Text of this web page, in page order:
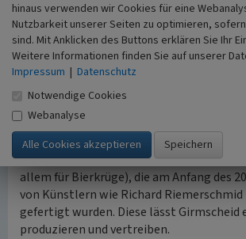
mit Farbverlauf) beliebt, denen sich auch
annahm. Mit der Übernahme von
Ermert setzte sich das salzglasierte
dominantes Produkt im Betrieb durch.
Haushaltsgefäßen stellt die Töpferei auch
Figuren her, wie Tiere oder
die Töpferei um das Jahr 2007 die Formen
Manufaktur, nachdem sie ihre Produktion
hatte. Dazu gehörten einige Entwürfe im
allem für Bierkrüge), die am Anfang des
von Künstlern wie Richard Riemerschmid
gefertigt wurden. Diese lässt Girmscheid
produzieren und vertreiben.
hinaus verwenden wir Cookies für eine
Nutzbarkeit unserer Seiten zu optimieren,
sind. Mit Anklicken des Buttons erklären Sie Ihr
Weitere Informationen finden Sie auf unserer
Impressum | Datenschutz
Notwendige Cookies
Webanalyse